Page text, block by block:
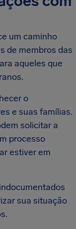
um caminho
de membros das
aqueles que
o
e suas famílias.
solicitar a
processo
estiver em
sua situação